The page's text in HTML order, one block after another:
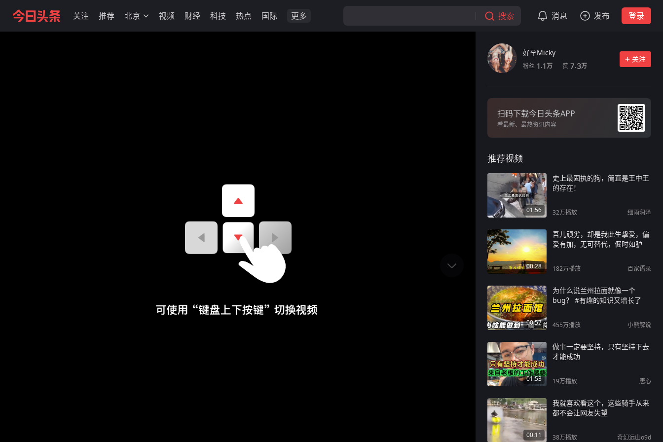
关注 推荐 北京 视频 财经 科技 热点 国际 更多 搜索 消息 发布 登录
好孕Micky
粉丝 1.1万 赞 7.3万
关注
扫码下载今日头条APP
看最新、最热资讯内容
推荐视频
01:56
史上最固执的狗，简直是王中王
的存在！
32万播放 细雨润泽
00:28
吾儿顽劣，却是我此生挚爱，偏
爱有加，无可替代，倔时如驴
182万播放 百家语录
00:57
为什么说兰州拉面就像一个
bug？ #有趣的知识又增长了
455万播放 小熊解说
01:53
做事一定要坚持，只有坚持下去
才能成功
19万播放 唐心
00:11
我就喜欢看这个，这些骑手从来
都不会让网友失望
38万播放 奇幻远山o9d